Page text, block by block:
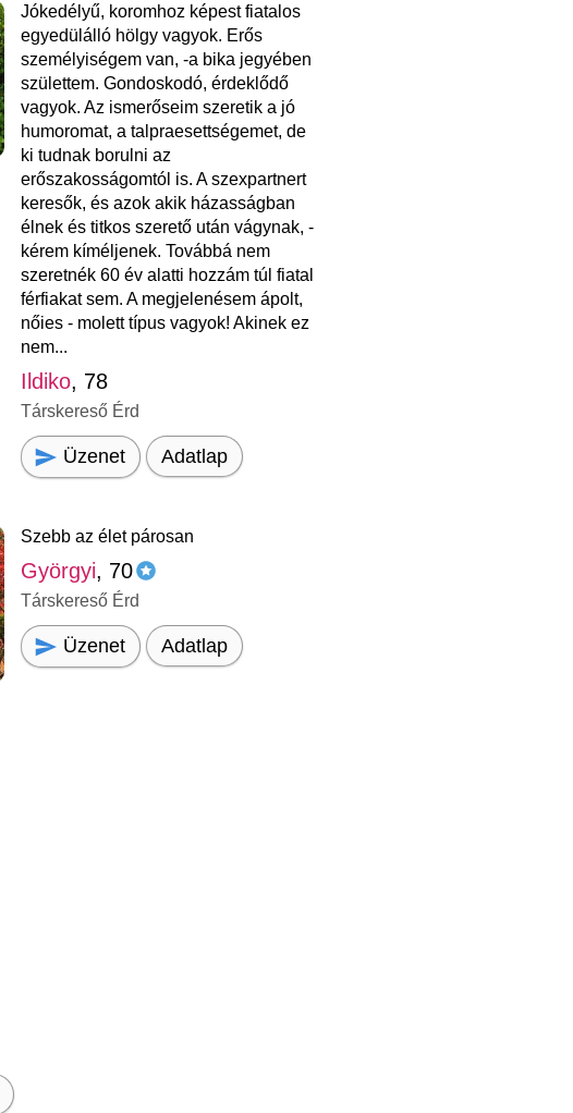
Jókedélyű, koromhoz képest fiatalos
egyedülálló hölgy vagyok. Erős
személyiségem van, -a bika jegyében
születtem. Gondoskodó, érdeklődő
vagyok. Az ismerőseim szeretik a jó
humoromat, a talpraesettségemet, de
ki tudnak borulni az
erőszakosságomtól is. A szexpartnert
keresők, és azok akik házasságban
élnek és titkos szerető után vágynak, -
kérem kíméljenek. Továbbá nem
szeretnék 60 év alatti hozzám túl fiatal
férfiakat sem. A megjelenésem ápolt,
nőies - molett típus vagyok! Akinek ez
nem...
Ildiko, 78
Társkereső Érd
Üzenet Adatlap
Szebb az élet párosan
Györgyi, 70
Társkereső Érd
Üzenet Adatlap